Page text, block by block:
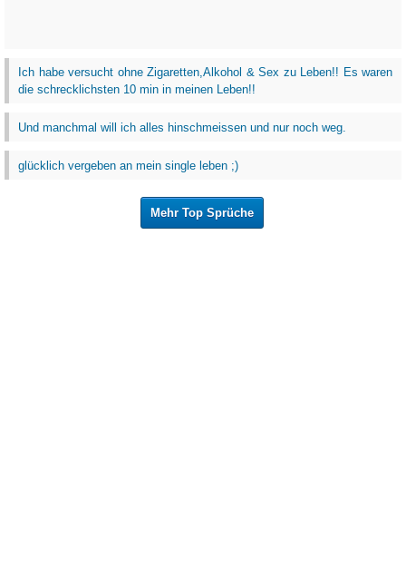
Ich habe versucht ohne Zigaretten,Alkohol & Sex zu Leben!! Es waren
die schrecklichsten 10 min in meinen Leben!!
Und manchmal will ich alles hinschmeissen und nur noch weg.
glücklich vergeben an mein single leben ;)
Mehr Top Sprüche